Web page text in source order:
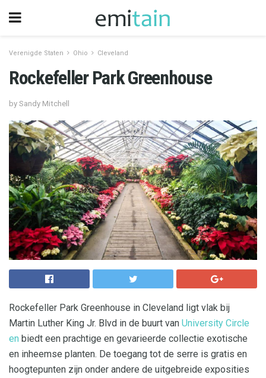
Verenigde Staten Ohio Cleveland
Rockefeller Park Greenhouse
by Sandy Mitchell
Rockefeller Park Greenhouse in Cleveland ligt vlak bij
Martin Luther King Jr. Blvd in de buurt van University Circle
en biedt een prachtige en gevarieerde collectie exotische
en inheemse planten. De toegang tot de serre is gratis en
hoogtepunten zijn onder andere de uitgebreide exposities